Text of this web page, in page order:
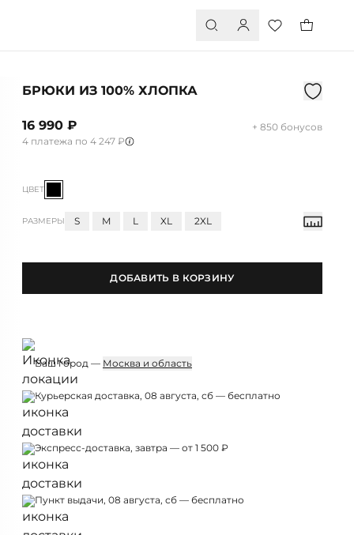
БРЮКИ ИЗ 100% ХЛОПКА
16 990 ₽
+ 850 бонусов
4 платежа по 4 247 ₽
ЦВЕТ
РАЗМЕРЫ S M L XL 2XL
ДОБАВИТЬ В КОРЗИНУ
Ваш город — Москва и область
Курьерская доставка, 08 августа, сб — бесплатно
Экспресс-доставка, завтра — от 1 500 ₽
Пункт выдачи, 08 августа, сб — бесплатно